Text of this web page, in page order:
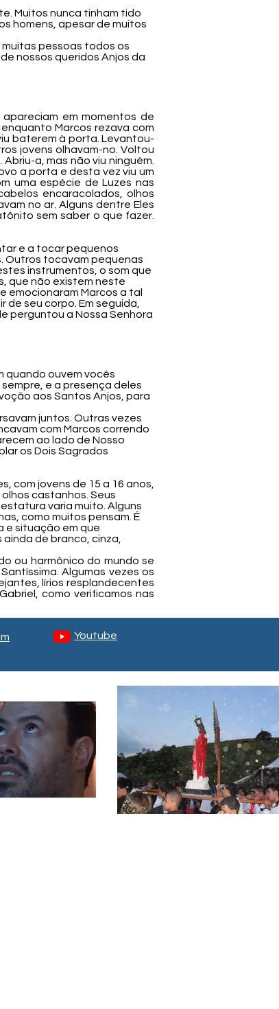
Muitos nunca tinham tido
homens, apesar de muitos
muitas pessoas todos os
nossos queridos Anjos da
em momentos de
Marcos rezava com
baterem à porta. Levantou-
jovens olhavam-no. Voltou
a, mas não viu ninguém.
a porta e desta vez viu um
uma espécie de Luzes nas
encaracolados, olhos
no ar. Alguns dentre Eles
sem saber o que fazer.
e a tocar pequenos
Outros tocavam pequenas
instrumentos, o som que
que não existem neste
emocionaram Marcos a tal
seu corpo. Em seguida,
perguntou a Nossa Senhora
quando ouvem vocês
e a presença deles
aos Santos Anjos, para
juntos. Outras vezes
com Marcos correndo
ao lado de Nosso
os Dois Sagrados
com jovens de 15 a 16 anos,
castanhos. Seus
varia muito. Alguns
como muitos pensam. É
e situação em que
de branco, cinza,
ou harmônico do mundo se
Algumas vezes os
lírios resplandecentes
como verificamos nas
Youtube